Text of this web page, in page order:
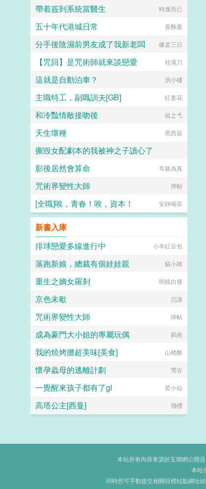
帶着簽到系統當醫生 時逢而已
五十年代港城日常 香酥栗
分手後陰濕前男友成了我新老闆 橡皮三日
【咒回】是咒術師就來談戀愛 桂溪刀
這就是自動泊車？ 泯小樓
主職特工，副職訓夫[GB] 紅姜花
和冷豔情敵接吻後 祖之弋
天生壞種 黑西裝
撕毀女配劇本的我被神之子讀心了
養樂多不加冰
影後居然會算命 耳聽為真
咒術界變性大師 撣帖
[全職]唉，青春！唉，資本！ 安靜喝茶
新書入庫
排球戀愛多線進行中
小羊紅豆包
落跑新娘，總裁有個娃娃親 貓小咪
重生之嫡女羅刹 明鏡白發
京色未歇 沉讓
咒術界變性大師 撣帖
成為豪門大小姐的專屬玩偶 羁南
我的燒烤攤超美味[美食] 山楂酪
懷孕蟲母的逃離計劃 莺谷
一覺醒來孩子都有了gl 星小仙
高塔公主[西曼] 飛櫻
本站所有內容來源於互聯網公開
本站
同時您可手動提交相關目標站點網址